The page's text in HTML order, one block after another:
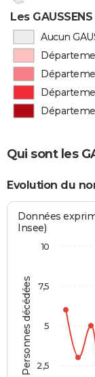
Les
Aucun
Qui sont les
Evolution du
Personnes décédées
Données
Insee)
2,5
5
7,5
10